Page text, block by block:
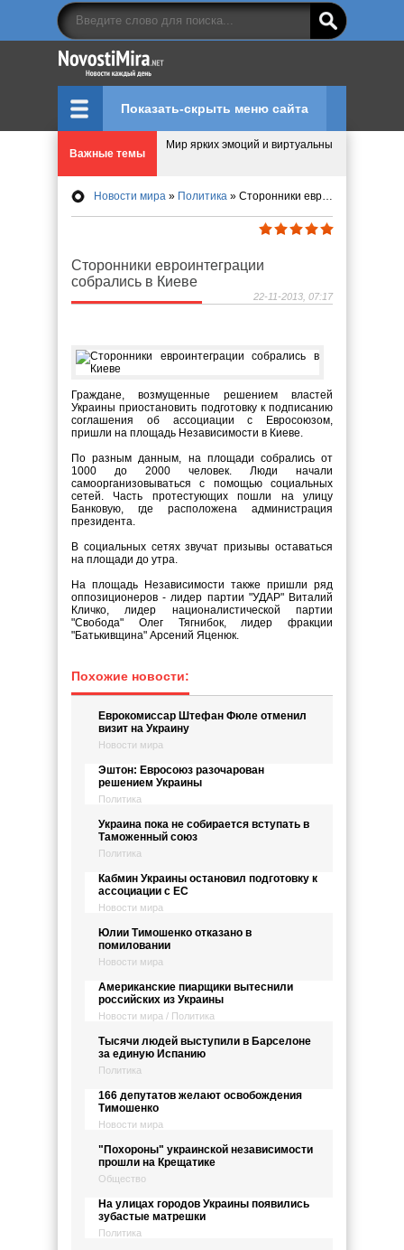
Показать-скрыть меню сайта
Важные темы
Мир ярких эмоций и виртуальных
Эволюция управления: Как ALD Pro меняет
Криптовалюту предложили признать
Новости мира » Политика » Сторонники евроинтеграции собрались в Киеве
Сторонники евроинтеграции
собрались в Киеве
22-11-2013, 07:17
Граждане, возмущенные решением властей
Украины приостановить подготовку к подписанию
соглашения об ассоциации с Евросоюзом,
пришли на площадь Независимости в Киеве.
По разным данным, на площади собрались от
1000 до 2000 человек. Люди начали
самоорганизовываться с помощью социальных
сетей. Часть протестующих пошли на улицу
Банковую, где расположена администрация
президента.
В социальных сетях звучат призывы оставаться
на площади до утра.
На площадь Независимости также пришли ряд
оппозиционеров - лидер партии "УДАР" Виталий
Кличко, лидер националистической партии
"Свобода" Олег Тягнибок, лидер фракции
"Батькивщина" Арсений Яценюк.
Похожие новости:
Еврокомиссар Штефан Фюле отменил
визит на Украину
Новости мира
Эштон: Евросоюз разочарован
решением Украины
Политика
Украина пока не собирается вступать в
Таможенный союз
Политика
Кабмин Украины остановил подготовку к
ассоциации с ЕС
Новости мира
Юлии Тимошенко отказано в
помиловании
Новости мира
Американские пиарщики вытеснили
российских из Украины
Новости мира / Политика
Тысячи людей выступили в Барселоне
за единую Испанию
Политика
166 депутатов желают освобождения
Тимошенко
Новости мира
"Похороны" украинской независимости
прошли на Крещатике
Общество
На улицах городов Украины появились
зубастые матрешки
Политика